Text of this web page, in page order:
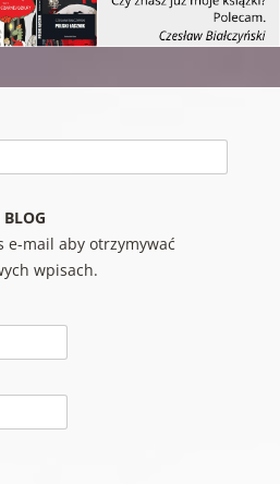
e-mail aby otrzymywać
wpisach.